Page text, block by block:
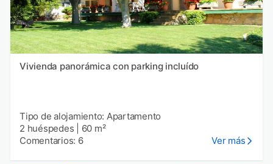
Vivienda panorámica con parking incluído
Tipo de alojamiento: Apartamento
2 huéspedes
60 m²
Comentarios: 6
Ver más